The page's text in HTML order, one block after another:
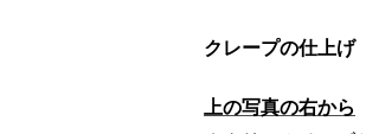
クレープの仕上げ
上の写真の右から